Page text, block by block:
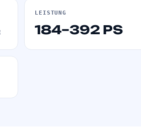
LEISTUNG
184–392 PS